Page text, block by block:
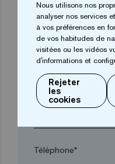
Ville*
Code postal*
Téléphone*
Nous utilisons nos
analyser nos services
à vos préférences en
de vos habitudes de
visitées ou les vidéos
d'informations et
Rejeter
les
cookies